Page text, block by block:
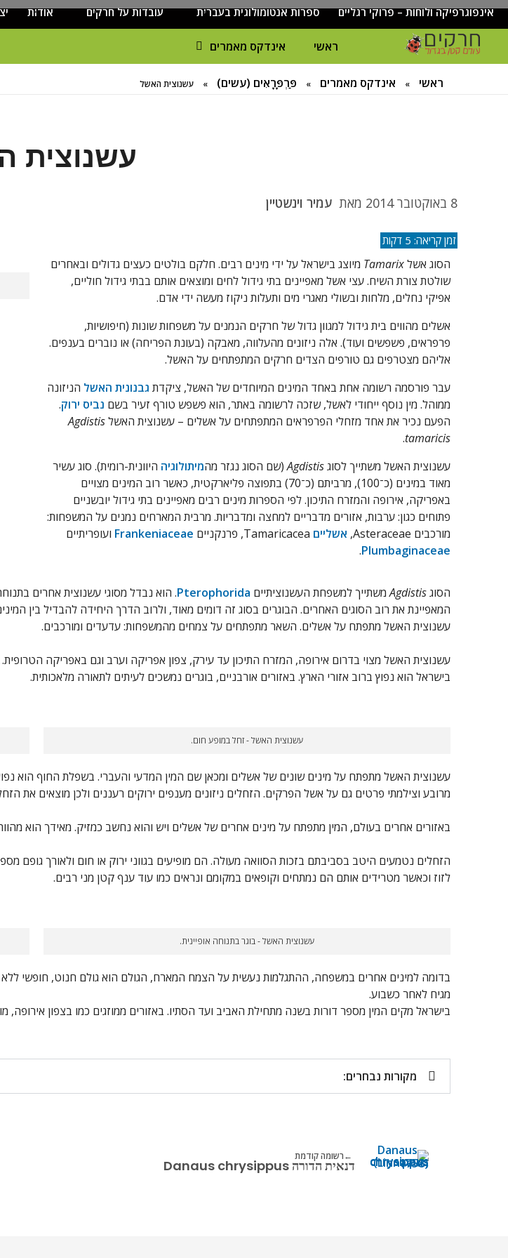
אינפוגרפיקה ולוחות – פרוקי רגליים ספרות אנטומולוגית בעברית עובדות על חרקים אודות
ח
רקים - עולם קטן בגדול
חרקים, עכבישים ופרוקי רגליים בישראל. מאות מאמרים בנושאי טבע, אקולוגיה, ביולוגיה ויחסי אדם-חרקים. הפעלות ומשחקים לילדים,
ראשי אינדקס מאמרים
ראשי » אינדקס מאמרים » פַּרְפָּרָאִים (עשים) » עשנוצית האשל
עשנוצית
8 באוקטובר 2014 מאת עמיר וינשטיין
הסוג אשלTamarix מיוצג בישראל על ידי מינים רבים. חלקם בולטים כעצים גדולים ובאחרים
שולטת צורת השיח. עצי אשל מאפיינים בתי גידול לחים ומוצאים אותם בבתי גידול חוליים,
אפיקי נחלים, מלחות ובשולי מאגרי מים ותעלות ניקוז מעשה ידי אדם.
אשלים מהווים בית גידול למגוון גדול של חרקים הנמנים על משפחות שונות (חיפושיות,
פרפראים, פשפשים ועוד). אלה ניזונים מהעלווה, מאבקה (בעונת הפריחה) או נוברים בענפים.
אליהם מצטרפים גם טורפים הצדים חרקים המתפתחים על האשל.
עבר פורסמה רשומה אחת באחד המינים המיוחדים של האשל, ציקדת גבנונית האשל הניזונה
ממוהל. מין נוסף ייחודי לאשל, שזכה לרשומה באתר, הוא פשפש טורף זעיר בשם נביס ירוק.
הפעם נכיר את אחד מזחלי הפרפראים המתפתחים על אשלים – עשנוצית האשלAgdistis
tamaricis
.
עשנוצית האשל משתייך לסוגAgdistis (שם הסוג נגזר מהמיתולוגיה היוונית-רומית). סוג עשיר
מאוד במינים (כ־100), מרביתם (כ־70) בתפוצה פליארקטית, כאשר רוב המינים מצויים
באפריקה, אירופה והמזרח התיכון. לפי הספרות מינים רבים מאפיינים בתי גידול יובשניים
פתוחים כגון: ערבות, אזורים מדבריים למחצה ומדבריות. מרבית המארחים נמנים על המשפחות:
מורכבים Asteraceae,
אשליים Tamaricacea, פרנקניים Frankeniaceae ועופריתיים
Plumbaginaceae
.
הסוגAgdistis משתייך למשפחת העשנוציתיים Pterophorida
עשנוצית האשל מתפתח על אשלים. השאר מתפתחים על צמחים מהמשפחות: עדעדים ומורכבים.
עשנוצית האשל מצוי בדרום אירופה, המזרח התיכון עד עירק, צפון אפריקה וערב וגם באפריקה
בישראל הוא נפוץ ברוב אזורי הארץ. באזורים אורבניים, בוגרים נמשכים לעיתים לתאורה מלאכותית.
עשנוצית האשל - זחל במופע חום.
עשנוצית האשל מתפתח על מינים שונים של אשלים ומכאן שם המין המדעי והעברי. בשפלת החוף הוא
מרובע וצילמתי פרטים גם על אשל הפרקים. הזחלים ניזונים מענפים ירוקים רעננים ולכן מוצאים את
באזורים אחרים בעולם, המין מתפתח על מינים אחרים של אשלים ויש והוא נחשב כמזיק. מאידך הוא
הזחלים נטמעים היטב בסביבתם בזכות הסוואה מעולה. הם מופיעים בגווני ירוק או חום ולאורך
לזוז וכאשר מטרידים אותם הם נמתחים וקופאים במקומם ונראים כמו עוד ענף קטן מני רבים.
עשנוצית האשל - בוגר בתנוחה אופיינית.
בדומה למינים אחרים במשפחה, ההתגלמות נעשית על הצמח המארח, הגולם הוא גולם חנוט, חופשי
מגיח לאחר כשבוע.
בישראל מקים המין מספר דורות בשנה מתחילת האביב ועד הסתיו. באזורים ממוזגים כמו בצפון אירופה,
מקורות נבחרים:
רשומה קודמת
דנאית הדורה Danaus chrysippus